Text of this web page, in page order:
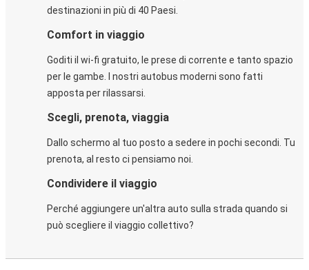
destinazioni in più di 40 Paesi.
Comfort in viaggio
Goditi il wi-fi gratuito, le prese di corrente e tanto spazio
per le gambe. I nostri autobus moderni sono fatti
apposta per rilassarsi.
Scegli, prenota, viaggia
Dallo schermo al tuo posto a sedere in pochi secondi. Tu
prenota, al resto ci pensiamo noi.
Condividere il viaggio
Perché aggiungere un'altra auto sulla strada quando si
può scegliere il viaggio collettivo?